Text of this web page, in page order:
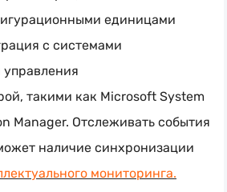
единицами
с системами
, такими как Microsoft System
Manager. Отслеживать события
наличие синхронизации
мониторинга.